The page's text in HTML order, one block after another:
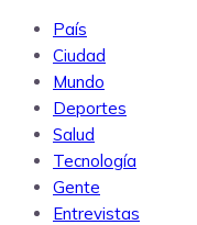
País
Ciudad
Mundo
Deportes
Salud
Tecnología
Gente
Entrevistas